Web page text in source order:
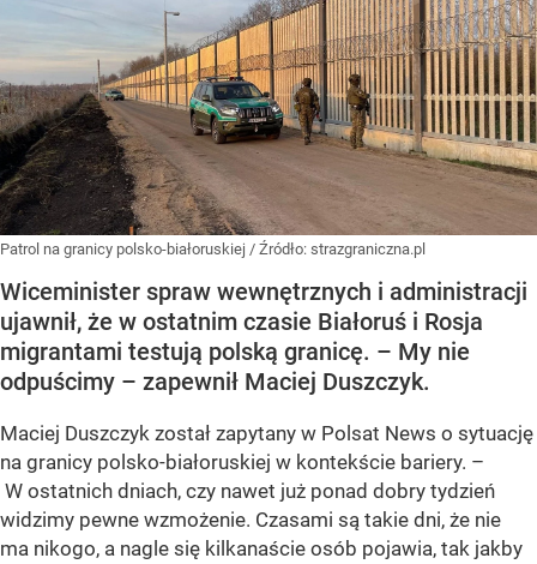
Patrol na granicy polsko-białoruskiej / Źródło: strazgraniczna.pl
Wiceminister spraw wewnętrznych i administracji
ujawnił, że w ostatnim czasie Białoruś i Rosja
migrantami testują polską granicę. – My nie
odpuścimy – zapewnił Maciej Duszczyk.
Maciej Duszczyk został zapytany w Polsat News o sytuację
na granicy polsko-białoruskiej w kontekście bariery. –
W ostatnich dniach, czy nawet już ponad dobry tydzień
widzimy pewne wzmożenie. Czasami są takie dni, że nie
ma nikogo, a nagle się kilkanaście osób pojawia, tak jakby